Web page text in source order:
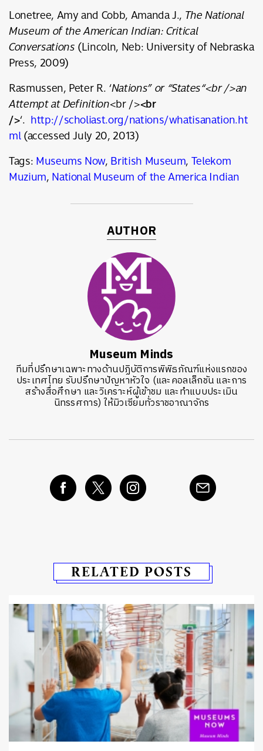
Lonetree, Amy and Cobb, Amanda J., The National
Museum of the American Indian:Critical
Conversations(Lincoln, Neb:University of Nebraska
Press, 2009)
Rasmussen, Peter R.‘Nations”or“States“<br/>an
Attempt at Definition<br/><br
/>‘. http://scholiast.org/nations/whatisanation.ht
ml(accessed July 20, 2013)
Tags:Museums Now,British Museum,Telekom
Muzium,National Museum of the America Indian
AUTHOR
Museum Minds
ทีมที่ปรึกษาเฉพาะทางด้านปฏิบัติการพิพิธภัณฑ์แห่งแรกของ
ประเทศไทย รับปรึกษาปัญหาหัวใจ (และคอลเล็กชัน และการ
สร้างสื่อศึกษา และวิเคราะห์ผู้เข้าชม และทำแบบประเมิน
นิทรรศการ) ให้มิวเซียมทั่วราชอาณาจักร
RELATED POSTS